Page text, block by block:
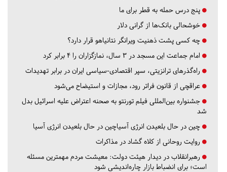
پنج درس‌ حمله به قطر برای ما
خوشحالی بانک‌ها از گرانی دلار
چه کسی پشت ذهنیت ویرانگر نتانیاهو قرار دارد؟
امام جماعت این مسجد در ۳ سال، نمازگزاران را ۴ برابر کرد
راه‌گذرهای ترانزیتی، سپر اقتصادی-سیاسی ایران در برابر تهدیدات
عراقچی از قانون فراتر رود، مجازات و استیضاح می‌شود
جشنواره بین‌المللی فیلم تورنتو به صحنه اعتراض علیه اسرائیل بدل
شد
چین در حال بلعیدن انرژی آسیاچین در حال بلعیدن انرژی آسیا
روایت روحانی از کلاه گشاد در مذاکرات
رهبرانقلاب در دیدار هیئت دولت: معیشت مردم مهمترین مسئله
است؛ برای انضباط بازار چاره‌اندیشی شود